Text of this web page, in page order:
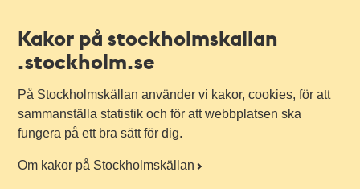
Kakor på stockholmskallan
.stockholm.se
På Stockholmskällan använder vi kakor, cookies, för att
sammanställa statistik och för att webbplatsen ska
fungera på ett bra sätt för dig.
Om kakor på Stockholmskällan